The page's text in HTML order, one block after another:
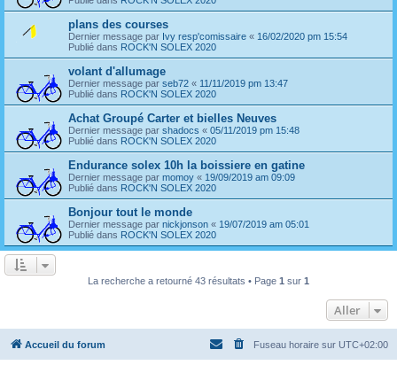
plans des courses
Dernier message par Ivy resp'comissaire « 16/02/2020 pm 15:54
Publié dans ROCK'N SOLEX 2020
volant d'allumage
Dernier message par seb72 « 11/11/2019 pm 13:47
Publié dans ROCK'N SOLEX 2020
Achat Groupé Carter et bielles Neuves
Dernier message par shadocs « 05/11/2019 pm 15:48
Publié dans ROCK'N SOLEX 2020
Endurance solex 10h la boissiere en gatine
Dernier message par momoy « 19/09/2019 am 09:09
Publié dans ROCK'N SOLEX 2020
Bonjour tout le monde
Dernier message par nickjonson « 19/07/2019 am 05:01
Publié dans ROCK'N SOLEX 2020
La recherche a retourné 43 résultats • Page 1 sur 1
Aller
Accueil du forum Fuseau horaire sur UTC+02:00